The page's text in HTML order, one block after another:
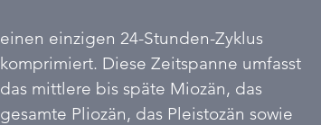
einen einzigen 24-Stunden-Zyklus
komprimiert. Diese Zeitspanne umfasst
das mittlere bis späte Miozän, das
gesamte Pliozän, das Pleistozän sowie